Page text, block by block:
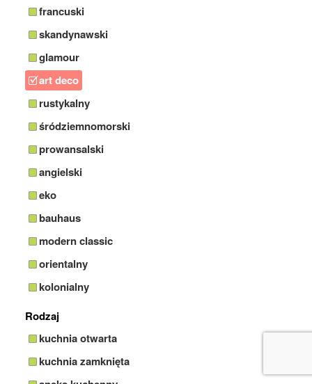
francuski
skandynawski
glamour
art deco
rustykalny
śródziemnomorski
prowansalski
angielski
eko
bauhaus
modern classic
orientalny
kolonialny
Rodzaj
kuchnia otwarta
kuchnia zamknięta